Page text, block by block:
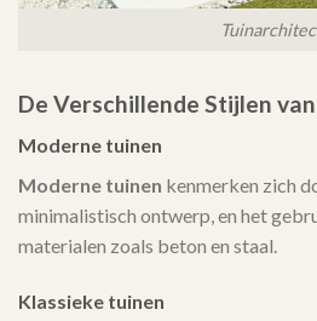
De Verschillende Stijlen
Moderne tuinen
Moderne tuinen kenmerken zich
minimalistisch ontwerp, en het
materialen zoals beton en staal.
Klassieke tuinen